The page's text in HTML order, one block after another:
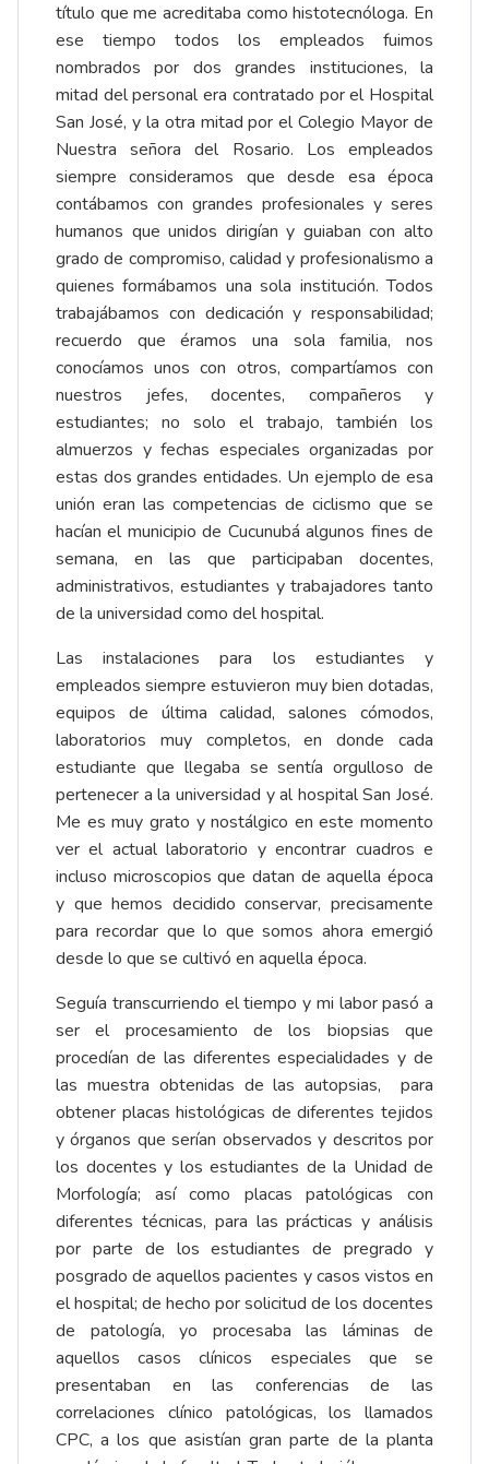
título que me acreditaba como histotecnóloga. En
ese tiempo todos los empleados fuimos
nombrados por dos grandes instituciones, la
mitad del personal era contratado por el Hospital
San José, y la otra mitad por el Colegio Mayor de
Nuestra señora del Rosario. Los empleados
siempre consideramos que desde esa época
contábamos con grandes profesionales y seres
humanos que unidos dirigían y guiaban con alto
grado de compromiso, calidad y profesionalismo a
quienes formábamos una sola institución. Todos
trabajábamos con dedicación y responsabilidad;
recuerdo que éramos una sola familia, nos
conocíamos unos con otros, compartíamos con
nuestros jefes, docentes, compañeros y
estudiantes; no solo el trabajo, también los
almuerzos y fechas especiales organizadas por
estas dos grandes entidades. Un ejemplo de esa
unión eran las competencias de ciclismo que se
hacían el municipio de Cucunubá algunos fines de
semana, en las que participaban docentes,
administrativos, estudiantes y trabajadores tanto
de la universidad como del hospital.
Las instalaciones para los estudiantes y
empleados siempre estuvieron muy bien dotadas,
equipos de última calidad, salones cómodos,
laboratorios muy completos, en donde cada
estudiante que llegaba se sentía orgulloso de
pertenecer a la universidad y al hospital San José.
Me es muy grato y nostálgico en este momento
ver el actual laboratorio y encontrar cuadros e
incluso microscopios que datan de aquella época
y que hemos decidido conservar, precisamente
para recordar que lo que somos ahora emergió
desde lo que se cultivó en aquella época.
Seguía transcurriendo el tiempo y mi labor pasó a
ser el procesamiento de los biopsias que
procedían de las diferentes especialidades y de
las muestra obtenidas de las autopsias, para
obtener placas histológicas de diferentes tejidos
y órganos que serían observados y descritos por
los docentes y los estudiantes de la Unidad de
Morfología; así como placas patológicas con
diferentes técnicas, para las prácticas y análisis
por parte de los estudiantes de pregrado y
posgrado de aquellos pacientes y casos vistos en
el hospital; de hecho por solicitud de los docentes
de patología, yo procesaba las láminas de
aquellos casos clínicos especiales que se
presentaban en las conferencias de las
correlaciones clínico patológicas, los llamados
CPC, a los que asistían gran parte de la planta